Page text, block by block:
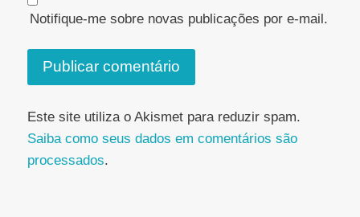
Notifique-me sobre novas publicações por e-mail.
Este site utiliza o Akismet para reduzir spam.
Saiba como seus dados em comentários são
processados.